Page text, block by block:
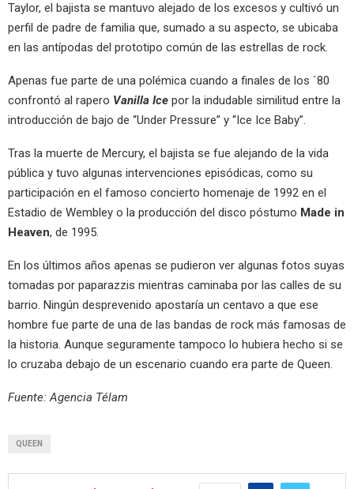
Taylor, el bajista se mantuvo alejado de los excesos y cultivó un
perfil de padre de familia que, sumado a su aspecto, se ubicaba
en las antípodas del prototipo común de las estrellas de rock.
Apenas fue parte de una polémica cuando a finales de los `80
confrontó al rapero Vanilla Ice por la indudable similitud entre la
introducción de bajo de “Under Pressure” y “Ice Ice Baby”.
Tras la muerte de Mercury, el bajista se fue alejando de la vida
pública y tuvo algunas intervenciones episódicas, como su
participación en el famoso concierto homenaje de 1992 en el
Estadio de Wembley o la producción del disco póstumo Made in
Heaven, de 1995.
En los últimos años apenas se pudieron ver algunas fotos suyas
tomadas por paparazzis mientras caminaba por las calles de su
barrio. Ningún desprevenido apostaría un centavo a que ese
hombre fue parte de una de las bandas de rock más famosas de
la historia. Aunque seguramente tampoco lo hubiera hecho si se
lo cruzaba debajo de un escenario cuando era parte de Queen.
Fuente: Agencia Télam
QUEEN